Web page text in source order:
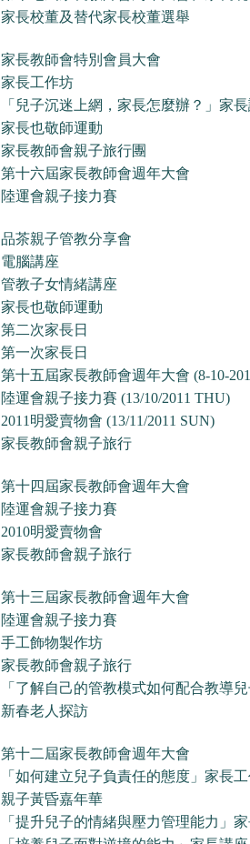
家長校董及替代家長校董選舉
家長教師會特別會員大會
家長工作坊
「兒子沉迷上網，家長怎麼辦？」家
家長也敬師運動
家長教師會親子旅行團
第十六屆家長教師會週年大會
陸運會親子接力賽
品茶親子管教分享會
電腦講座
管教子女情緒講座
家長也敬師運動
第二次家長日
第一次家長日
第十五屆家長教師會週年大會 (8-10-
陸運會親子接力賽 (13/10/2011 THU)
2011明愛賣物會 (13/11/2011 SUN)
家長教師會親子旅行
第十四屆家長教師會週年大會
陸運會親子接力賽
2010明愛賣物會
家長教師會親子旅行
第十三屆家長教師會週年大會
陸運會親子接力賽
手工飾物製作坊
家長教師會親子旅行
「了解自己的管教模式如何配合教導
新春老人探訪
第十二屆家長教師會週年大會
「如何建立兒子負責任的態度」家長
親子黃昏嘉年華
「提升兒子的情緒與壓力管理能力」